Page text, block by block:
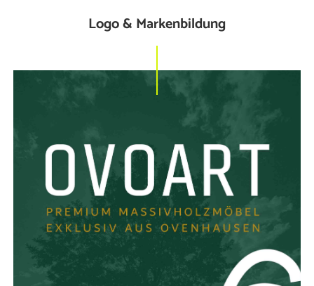
Logo & Markenbildung